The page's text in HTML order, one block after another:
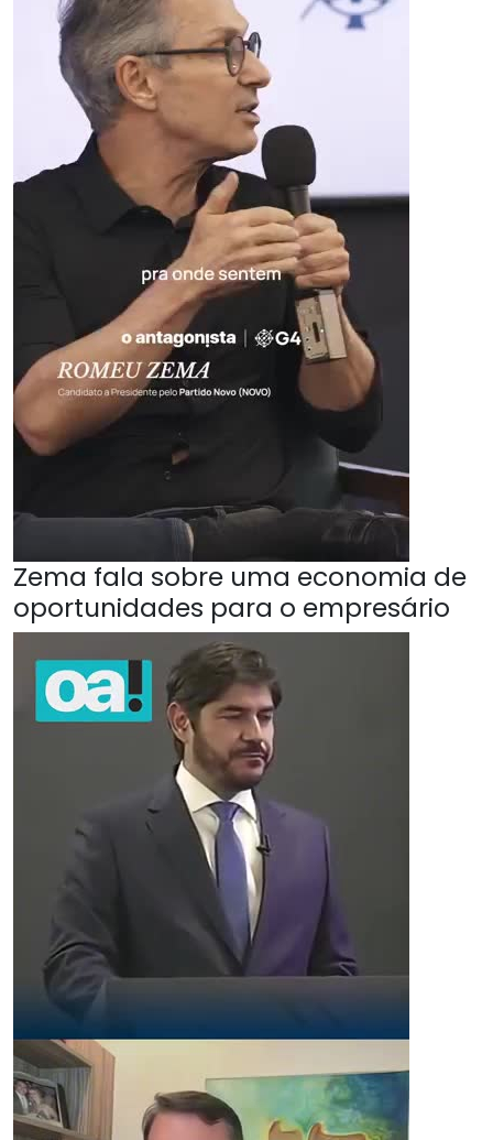
Zema fala sobre uma economia de
oportunidades para o empresário